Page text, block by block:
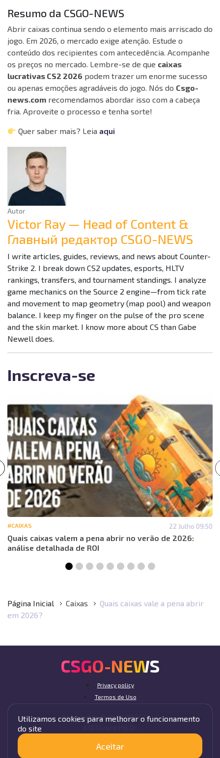
Resumo da CSGO-NEWS
Abrir caixas continua sendo o elemento mais arriscado do
jogo. Em 2026, o mercado exige atenção. Estude o
conteúdo dos recipientes com antecedência. Acompanhe
os preços no mercado. Lembre-se de que caixas
lucrativas CS2 2026 podem trazer um enorme sucesso
ou apenas emoções agradáveis do jogo. Nós do Csgo-
news.com recomendamos abordar isso com a cabeça
fria. Aproveite o processo e tenha sorte!
Quer saber mais? Leia aqui
Autor
Victor Ray — Head of Content &
Главный редактор CSGO-NEWS
I write articles, guides, reviews, and news about Counter-
Strike 2. I break down CS2 updates, esports, HLTV
rankings, transfers, and tournament standings. I analyze
game mechanics on the Source 2 engine—from tick rate
and movement to map geometry (map pool) and weapon
balance. I keep my finger on the pulse of the pro scene
and the skin market. I know more about CS than Gabe
Newell does.
Inscreva-se
#CAIXAS 22 Julho 09:50
Quais caixas valem a pena abrir no verão de 2026:
análise detalhada de ROI
Página Inicial Caixas
Quais caixas vale a pena abrir
em 2026?
CSGO-NEWS
Privacy policy
Termos de Uso
Operated by BLOOM DIRECT LLC
Utilizamos cookies para melhorar o funcionamento
do site
Aceitar